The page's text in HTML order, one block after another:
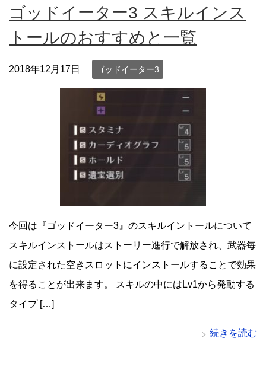
ゴッドイーター3 スキルインス
トールのおすすめと一覧
2018年12月17日 ゴッドイーター3
今回は『ゴッドイーター3』のスキルイントールについて
スキルインストールはストーリー進行で解放され、武器毎
に設定された空きスロットにインストールすることで効果
を得ることが出来ます。 スキルの中にはLv1から発動する
タイプ […]
続きを読む